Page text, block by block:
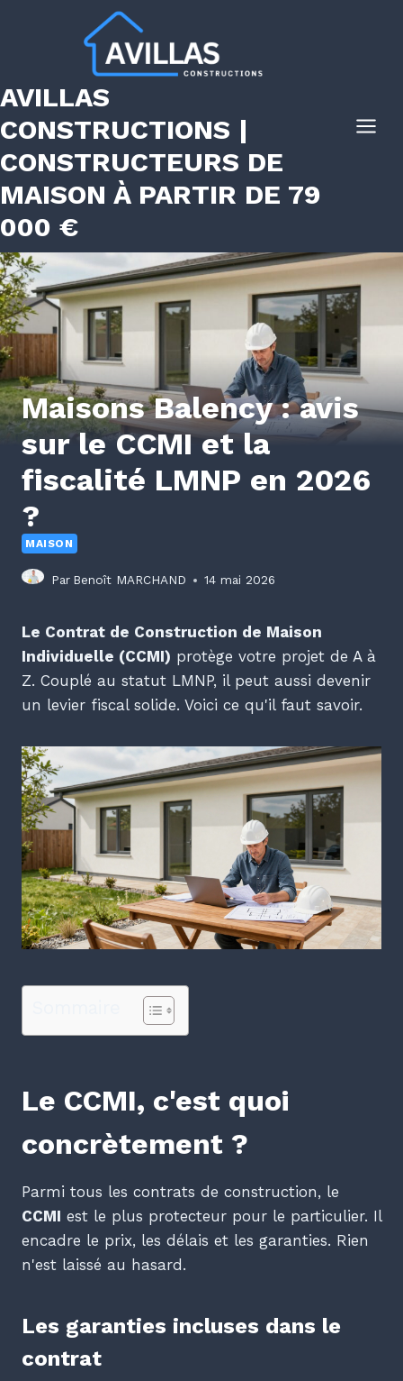
AVILLAS
CONSTRUCTIONS |
CONSTRUCTEURS DE
MAISON À PARTIR DE 79
000 €
Maisons Balency : avis
sur le CCMI et la
fiscalité LMNP en 2026
?
MAISON
Par Benoît MARCHAND 14 mai 2026
Le Contrat de Construction de Maison
Individuelle (CCMI) protège votre projet de A à
Z. Couplé au statut LMNP, il peut aussi devenir
un levier fiscal solide. Voici ce qu'il faut savoir.
Le CCMI, c'est quoi
concrètement ?
Parmi tous les contrats de construction, le
CCMI est le plus protecteur pour le particulier. Il
encadre le prix, les délais et les garanties. Rien
n'est laissé au hasard.
Les garanties incluses dans le
contrat